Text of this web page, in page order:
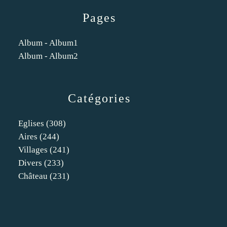
Catégories
Eglises (308)
Aires (244)
Villages (241)
Divers (233)
Château (231)
Pages
Album - Album1
Album - Album2